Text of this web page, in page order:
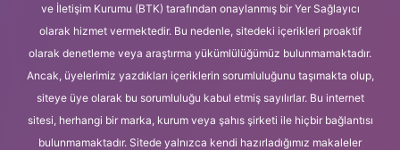
ve İletişim Kurumu (BTK) tarafından onaylanmış bir Yer Sağlayıcı
olarak hizmet vermektedir. Bu nedenle, sitedeki içerikleri proaktif
olarak denetleme veya araştırma yükümlülüğümüz bulunmamaktadır.
Ancak, üyelerimiz yazdıkları içeriklerin sorumluluğunu taşımakta olup,
siteye üye olarak bu sorumluluğu kabul etmiş sayılırlar. Bu internet
sitesi, herhangi bir marka, kurum veya şahıs şirketi ile hiçbir bağlantısı
bulunmamaktadır. Sitede yalnızca kendi hazırladığımız makaleler